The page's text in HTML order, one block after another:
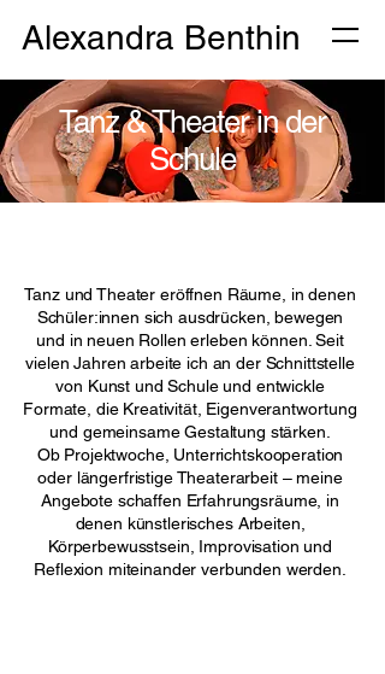
Alexandra Benthin
Tanz & Theater in der
Schule
Tanz und Theater eröffnen Räume, in denen
Schüler:innen sich ausdrücken, bewegen
und in neuen Rollen erleben können. Seit
vielen Jahren arbeite ich an der Schnittstelle
von Kunst und Schule und entwickle
Formate, die Kreativität, Eigenverantwortung
und gemeinsame Gestaltung stärken.
Ob Projektwoche, Unterrichtskooperation
oder längerfristige Theaterarbeit – meine
Angebote schaffen Erfahrungsräume, in
denen künstlerisches Arbeiten,
Körperbewusstsein, Improvisation und
Reflexion miteinander verbunden werden.